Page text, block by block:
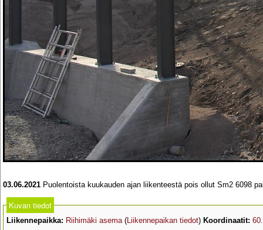
03.06.2021 Puolentoista kuukauden ajan liikenteestä pois ollut Sm2 6098
Kuvan tiedot
Liikennepaikka: Riihimäki asema(Liikennepaikan tiedot) Koordinaatit: